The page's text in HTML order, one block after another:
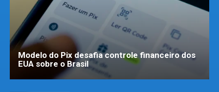
Modelo do Pix desafia controle financeiro dos
EUA sobre o Brasil